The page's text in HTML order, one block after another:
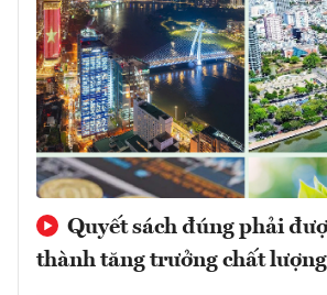
Quyết sách đúng phải
thành tăng trưởng chất